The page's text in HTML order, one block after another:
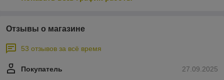
Отзывы о магазине
53 отзывов за всё время
27.09.2025
Покупатель